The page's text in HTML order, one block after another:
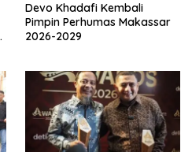
Devo Khadafi Kembali
Pimpin Perhumas Makassar
2026-2029